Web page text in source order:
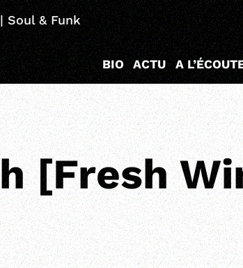
Soul & Funk
BIO ACTU A
[Fresh